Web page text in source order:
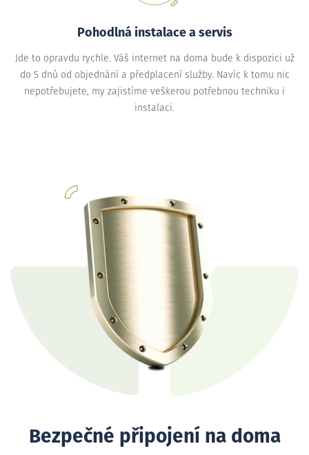
Pohodlná instalace a servis
Jde to opravdu rychle. Váš internet na doma bude k dispozici už
do 5 dnů od objednání a předplacení služby. Navíc k tomu nic
nepotřebujete, my zajistíme veškerou potřebnou techniku i
instalaci.
Bezpečné připojení na doma